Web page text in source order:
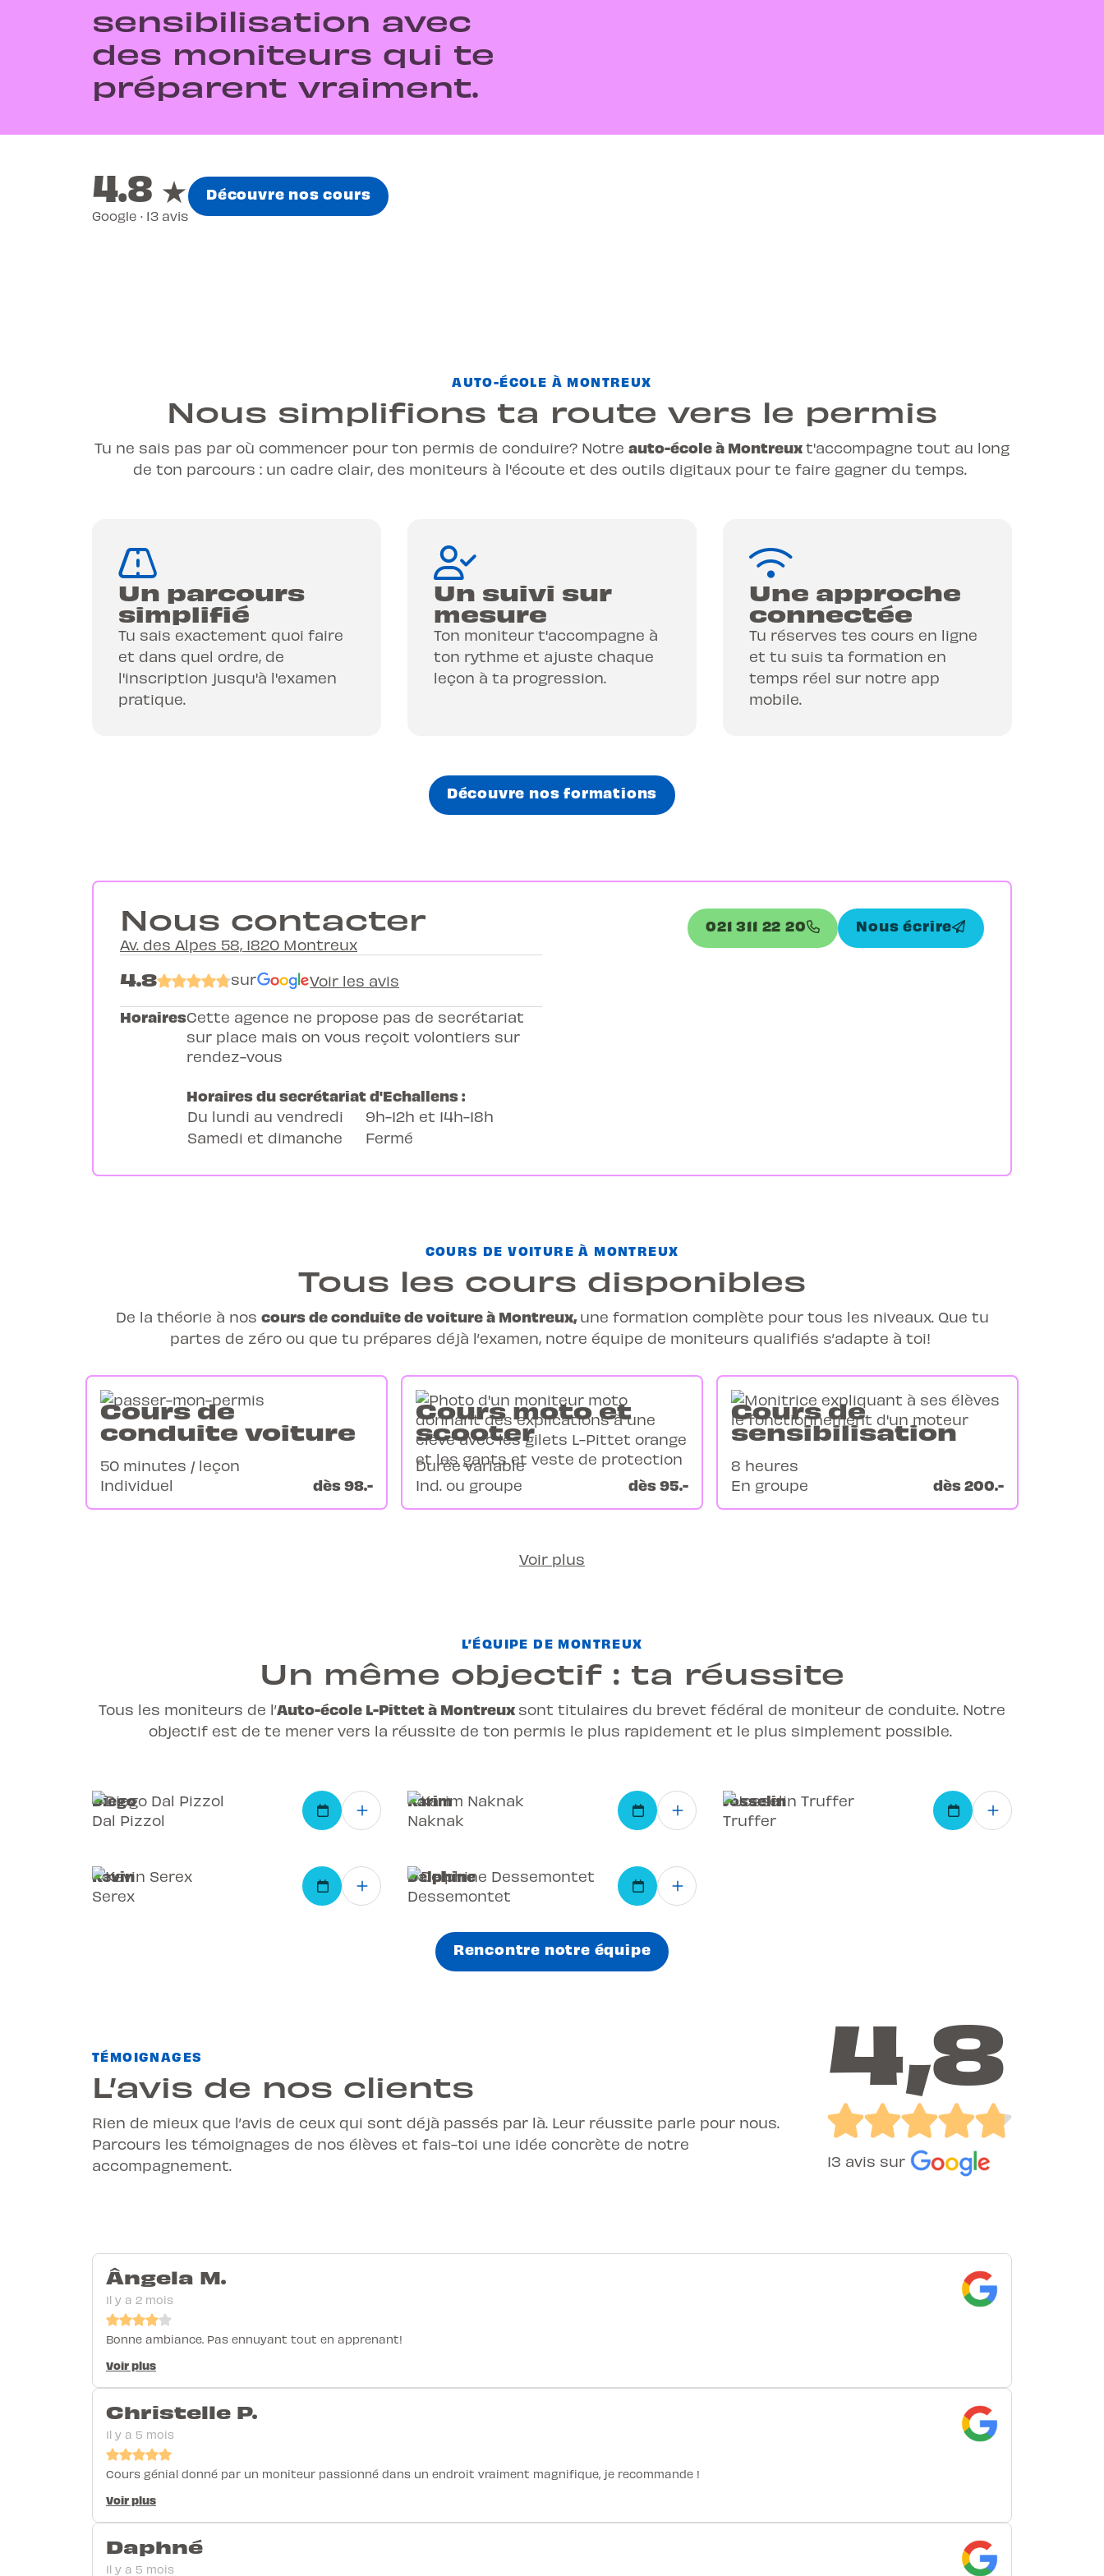
sensibilisation avec
des moniteurs qui te
préparent vraiment.
4.8 ★
Google · 13 avis
Découvre nos cours
AUTO-ÉCOLE À MONTREUX
Nous simplifions ta route vers le permis
Tu ne sais pas par où commencer pour ton permis de conduire? Notre auto-école à Montreuxt'accompagne tout au long
de ton parcours : un cadre clair, des moniteurs à l'écoute et des outils digitaux pour te faire gagner du temps.
Un parcours
simplifié
Tu sais exactement quoi faire
et dans quel ordre, de
l'inscription jusqu'à l'examen
pratique.
Un suivi sur
mesure
Ton moniteur t'accompagne à
ton rythme et ajuste chaque
leçon à ta progression.
Une approche
connectée
Tu réserves tes cours en ligne
et tu suis ta formation en
temps réel sur notre app
mobile.
Découvre nos formations
Nous contacter
Av. des Alpes 58, 1820 Montreux
021 311 22 20 Nous écrire
4.8 sur Voir les avis
HorairesCette agence ne propose pas de secrétariat
sur place mais on vous reçoit volontiers sur
rendez-vous
Horaires du secrétariat d'Echallens :
Du lundi au vendredi
9h-12h et 14h-18h
Samedi et dimanche
Fermé
COURS DE VOITURE À MONTREUX
Tous les cours disponibles
De la théorie à nos cours de conduite de voiture à Montreux,une formation complète pour tous les niveaux. Que tu
partes de zéro ou que tu prépares déjà l’examen, notre équipe de moniteurs qualifiés s’adapte à toi!
Cours de
conduite voiture
50 minutes / leçon
Individuel
dès 98.-
Cours moto et
scooter
Durée variable
Ind. ou groupe
dès 95.-
Cours de
sensibilisation
8 heures
En groupe
dès 200.-
Voir plus
L’ÉQUIPE DE MONTREUX
Un même objectif : ta réussite
Tous les moniteurs de l’Auto-école L-Pittet à Montreux sont titulaires du brevet fédéral de moniteur de conduite. Notre
objectif est de te mener vers la réussite de ton permis le plus rapidement et le plus simplement possible.
Diego
Dal Pizzol
Karim
Naknak
Josselin
Truffer
Kevin
Serex
Delphine
Dessemontet
Rencontre notre équipe
TÉMOIGNAGES
L’avis de nos clients
Rien de mieux que l’avis de ceux qui sont déjà passés par là. Leur réussite parle pour nous.
Parcours les témoignages de nos élèves et fais-toi une idée concrète de notre
accompagnement.
4,8
13 avis sur
Ângela M.
Il y a 2 mois
Bonne ambiance. Pas ennuyant tout en apprenant!
Voir plus
Christelle P.
Il y a 5 mois
Cours génial donné par un moniteur passionné dans un endroit vraiment magnifique, je recommande !
Voir plus
Daphné
Il y a 5 mois